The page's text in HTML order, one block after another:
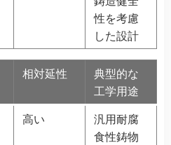
性を考慮
した設計
相対延性
典型的な
工学用途
高い
汎用耐腐
食性鋳物